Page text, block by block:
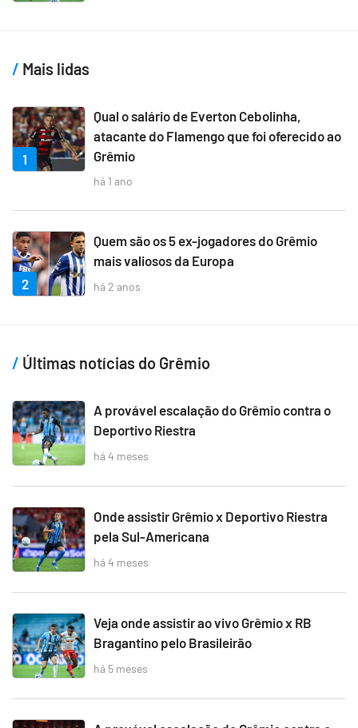
Mais lidas
1
Qual o salário de Everton Cebolinha,
atacante do Flamengo que foi oferecido ao
Grêmio
há 1 ano
2
Quem são os 5 ex-jogadores do Grêmio
mais valiosos da Europa
há 2 anos
Últimas notícias do Grêmio
A provável escalação do Grêmio contra o
Deportivo Riestra
há 4 meses
Onde assistir Grêmio x Deportivo Riestra
pela Sul-Americana
há 4 meses
Veja onde assistir ao vivo Grêmio x RB
Bragantino pelo Brasileirão
há 5 meses